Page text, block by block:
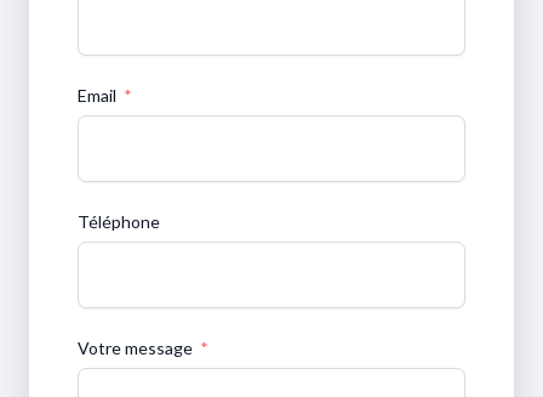
Email
Téléphone
Votre message